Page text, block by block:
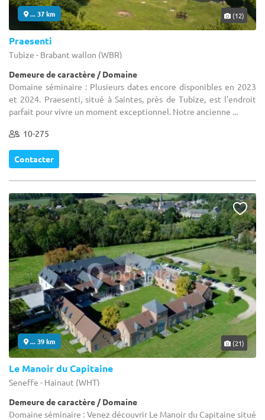
... 37 km (12)
Praesenti
Tubize - Brabant wallon (WBR)
Demeure de caractère / Domaine
Domaine séminaire : Plusieurs dates encore disponibles en 2023
et 2024. Praesenti, situé à Saintes, près de Tubize, est l'endroit
parfait pour vivre un moment exceptionnel. Notre ancienne ...
10-275
Contacter
... 39 km (21)
Le Manoir du Capitaine
Seneffe - Hainaut (WHT)
Demeure de caractère / Domaine
Domaine séminaire : Venez découvrir Le Manoir du Capitaine situé